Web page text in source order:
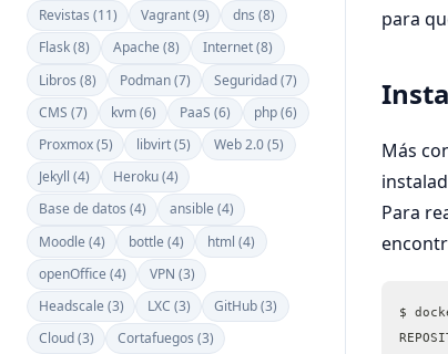
Revistas (11)
Vagrant (9)
dns (8)
Flask (8)
Apache (8)
Internet (8)
Libros (8)
Podman (7)
Seguridad (7)
CMS (7)
kvm (6) PaaS (6)
php (6)
Proxmox (5)
libvirt (5)
Web 2.0 (5)
Jekyll (4)
Heroku (4)
Base de datos (4)
ansible (4)
Moodle (4)
bottle (4)
html (4)
openOffice (4)
VPN (3)
Headscale (3)
LXC (3)
GitHub (3)
Cloud (3)
Cortafuegos (3)
para
Más
Para
$